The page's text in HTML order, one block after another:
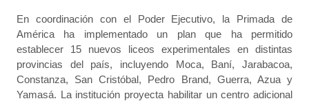
En coordinación con el Poder Ejecutivo, la Primada de
América ha implementado un plan que ha permitido
establecer 15 nuevos liceos experimentales en distintas
provincias del país, incluyendo Moca, Baní, Jarabacoa,
Constanza, San Cristóbal, Pedro Brand, Guerra, Azua y
Yamasá. La institución proyecta habilitar un centro adicional